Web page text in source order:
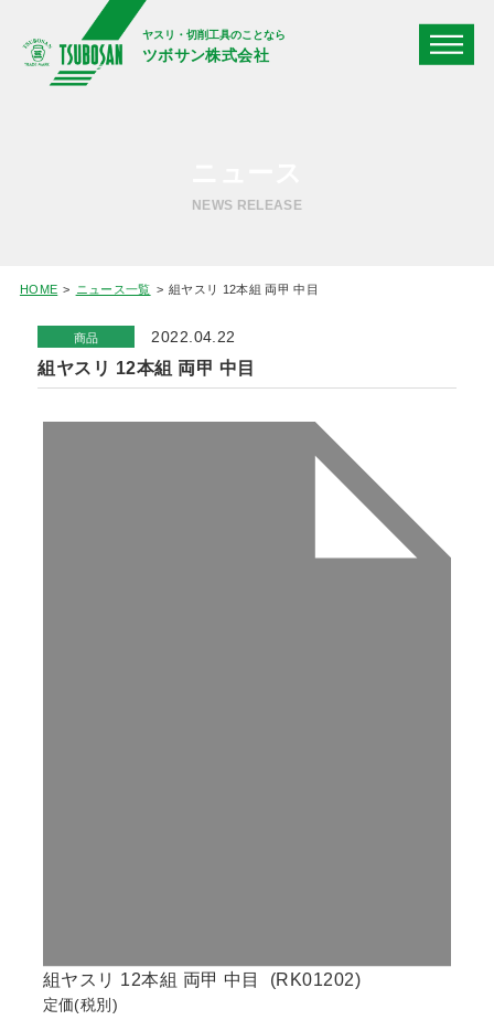
ヤスリ・切削工具のことなら
ツボサン株式会社
NEWS RELEASE
HOME ニュース一覧 組ヤスリ 12本組 両甲 中目
商品 2022.04.22
組ヤスリ 12本組 両甲 中目
組ヤスリ 12本組 両甲 中目 (RK01202)
定価(税別)